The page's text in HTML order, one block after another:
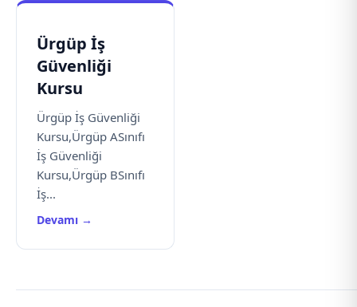
Ürgüp İş
Güvenliği
Kursu
Ürgüp İş Güvenliği
Kursu,Ürgüp ASınıfı
İş Güvenliği
Kursu,Ürgüp BSınıfı
İş...
Devamı →